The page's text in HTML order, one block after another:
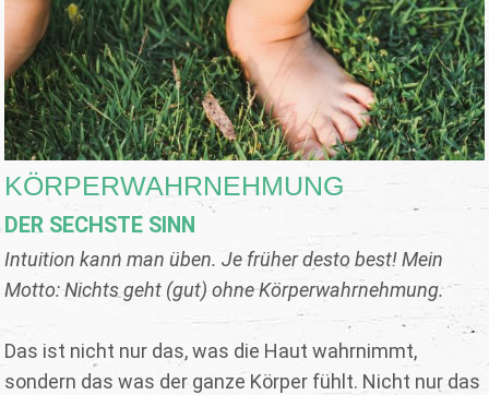
KÖRPERWAHRNEHMUNG
DER SECHSTE SINN
Intuition kann man üben. Je früher desto best! Mein
Motto: Nichts geht (gut) ohne Körperwahrnehmung.
Das ist nicht nur das, was die Haut wahrnimmt,
sondern das was der ganze Körper fühlt. Nicht nur das